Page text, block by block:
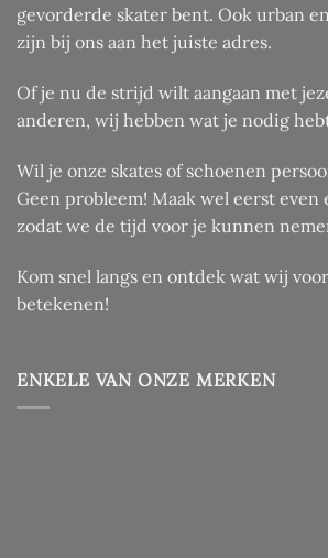
gevorderde skater bent. Ook urban
zijn bij ons aan het juiste adres.
Of je nu de strijd wilt aangaan met
anderen, wij hebben wat je nodig
Wil je onze skates of schoenen
Geen probleem! Maak wel eerst even
zodat we de tijd voor je kunnen
Kom snel langs en ontdek wat wij
betekenen!
ENKELE VAN ONZE MERKEN